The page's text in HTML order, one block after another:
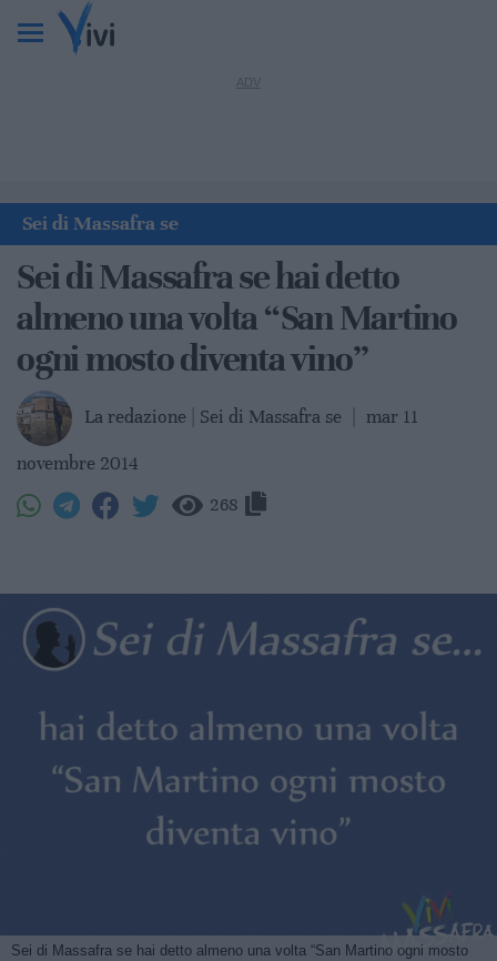
Sei di Massafra se
Sei di Massafra se hai detto
almeno una volta “San Martino
ogni mosto diventa vino”
La redazione | Sei di Massafra se mar 11
novembre 2014
268
Sei di Massafra se hai detto almeno una volta “San Martino ogni mosto